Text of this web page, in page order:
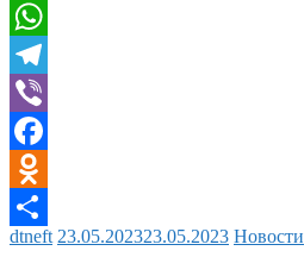
Twitter
WhatsApp
Telegram
Viber
Facebook
Odnoklassniki
Отправить
dtneft 23.05.202323.05.2023 Новости